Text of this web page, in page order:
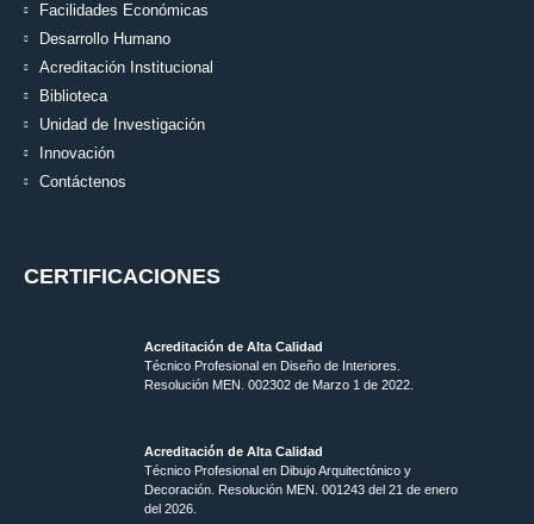
Facilidades Económicas
Desarrollo Humano
Acreditación Institucional
Biblioteca
Unidad de Investigación
Innovación
Contáctenos
CERTIFICACIONES
Acreditación de Alta Calidad
Técnico Profesional en Diseño de Interiores.
Resolución MEN. 002302 de Marzo 1 de 2022.
Acreditación de Alta Calidad
Técnico Profesional en Dibujo Arquitectónico y
Decoración. Resolución MEN. 001243 del 21 de enero
del 2026.